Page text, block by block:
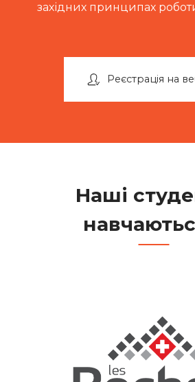
західних принципах
Реєстрація на
Наші